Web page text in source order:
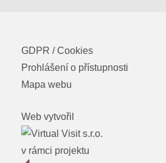
GDPR / Cookies
Prohlášení o přístupnosti
Mapa webu
Web vytvořil
v rámci projektu